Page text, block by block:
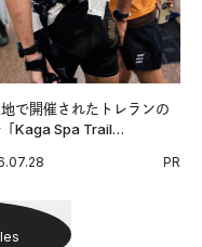
で開催されたトレランの
Kaga Spa Trail
見るランナーたちの奮闘PR